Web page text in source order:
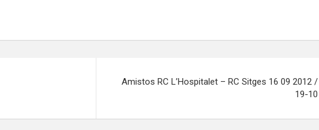
Amistos RC L’Hospitalet – RC Sitges 16 09 2012 /
19-10